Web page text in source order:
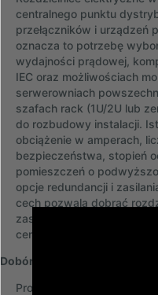
centralnego punktu
przełączników i urządzeń
oznacza to potrzebę
wydajności prądowej,
IEC oraz możliwościach
serwerowniach
szafach rack (1U/2U lub
do rozbudowy instalacji.
obciążenie w amperach,
bezpieczeństwa, stopień
pomieszczeń o
opcje redundancji i
cech pozwala dobrać
zasilania i ułatwi
centrum danych.
Dobór rozdzielnicy do
Proces doboru